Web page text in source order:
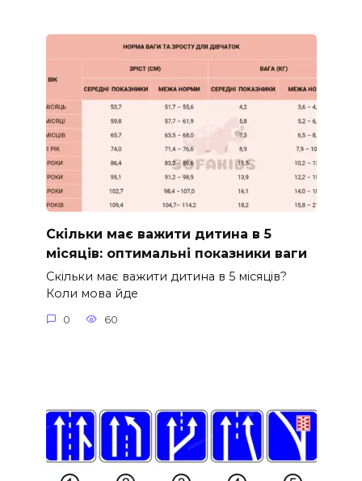
Скільки має важити дитина в 5
місяців: оптимальні показники ваги
Скільки має важити дитина в 5 місяців?
Коли мова йде
0 60